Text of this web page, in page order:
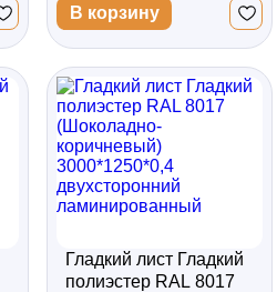
двухсторонний
ламинированный
В корзину
Гладкий лист Гладкий
полиэстер RAL 8017